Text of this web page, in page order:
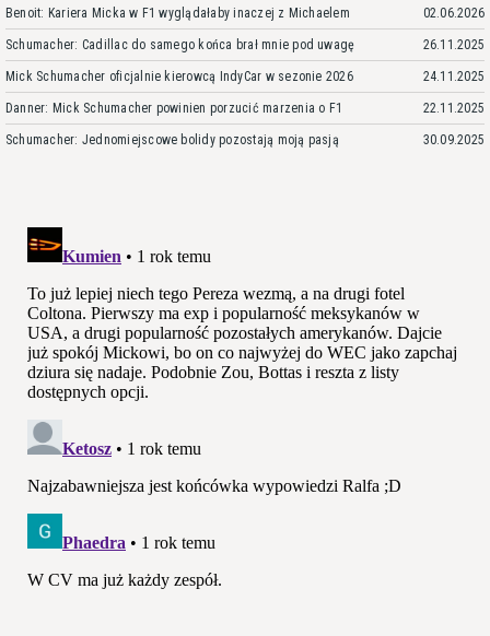
Benoit: Kariera Micka w F1 wyglądałaby inaczej z Michaelem 02.06.2026
Schumacher: Cadillac do samego końca brał mnie pod uwagę 26.11.2025
Mick Schumacher oficjalnie kierowcą IndyCar w sezonie 2026 24.11.2025
Danner: Mick Schumacher powinien porzucić marzenia o F1 22.11.2025
Schumacher: Jednomiejscowe bolidy pozostają moją pasją 30.09.2025